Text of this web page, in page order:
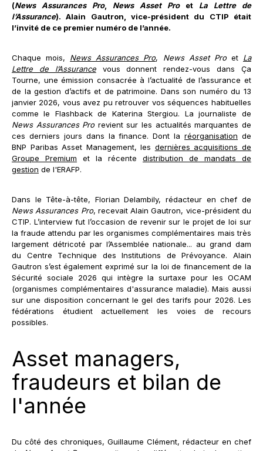
(News Assurances Pro, News Asset Proet La Lettre de
l’Assurance). Alain Gautron, vice-président du CTIP était
l’invité de ce premier numéro de l’année.
Chaque mois, News Assurances Pro, News Asset Proet La
Lettre de l’Assurancevous donnent rendez-vous dans Ça
Tourne, une émission consacrée à l’actualité de l’assurance et
de la gestion d’actifs et de patrimoine. Dans son numéro du 13
janvier 2026, vous avez pu retrouver vos séquences habituelles
comme le Flashback de Katerina Stergiou. La journaliste de
News Assurances Prorevient sur les actualités marquantes de
ces derniers jours dans la finance. Dont laréorganisation de
BNP Paribas Asset Management, les dernières acquisitions de
Groupe Premium et la récente distribution de mandats de
gestion de l'ERAFP.
Dans le Tête-à-tête, Florian Delambily, rédacteur en chef de
News Assurances Pro, recevait Alain Gautron, vice-président du
CTIP. L’interview fut l’occasion de revenir sur le projet de loi sur
la fraude attendu par les organismes complémentaires mais très
largement détricoté par l’Assemblée nationale... au grand dam
du Centre Technique des Institutions de Prévoyance. Alain
Gautron s’est également exprimé sur la loi de financement de la
Sécurité sociale 2026 qui intègre la surtaxe pour les OCAM
(organismes complémentaires d'assurance maladie). Mais aussi
sur une disposition concernant le gel des tarifs pour 2026. Les
fédérations étudient actuellement les voies de recours
possibles.
Asset managers,
fraudeurs et bilan de
l'année
Du côté des chroniques, Guillaume Clément, rédacteur en chef